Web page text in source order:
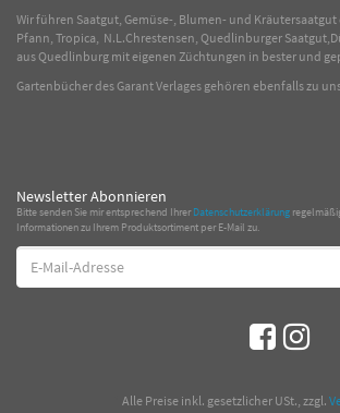
Wir führen Saatgut, Gemüse-, Blumen- und
Pfann, Tropica, N.L.Chrestensen, Quedlinburger
aus Quedlinburg mit eigenen Züchtungen in bester und
Gartenbücher des Garant Verlages gehören ebenfalls zu
Newsletter Abonnieren
Bitte senden Sie mir entsprechend IhrerDatenschutzerklärung
Informationen zu Ihrem Produktsortiment per E-Mail zu.
E-
Mail-
Adresse
Alle Preise inkl. gesetzlicher USt., zzgl.